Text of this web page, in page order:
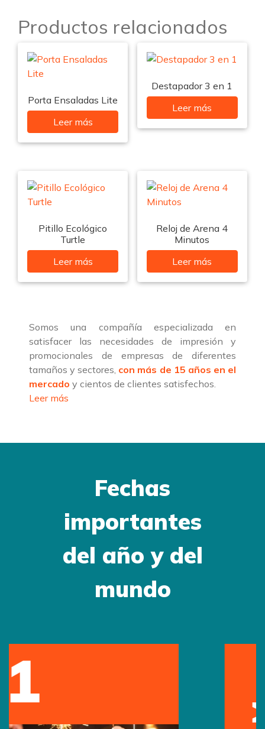
Productos relacionados
Porta Ensaladas Lite
Leer más
Destapador 3 en 1
Leer más
Pitillo Ecológico
Turtle
Leer más
Reloj de Arena 4
Minutos
Leer más
Somos una compañía especializada en
satisfacer las necesidades de impresión y
promocionales de empresas de diferentes
tamaños y sectores, con más de 15 años en el
mercado y cientos de clientes satisfechos.
Leer más
Fechas
importantes
del año y del
mundo